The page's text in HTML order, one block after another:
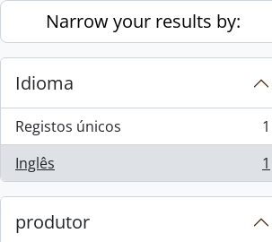
Skip to main content
Narrow your results by:
Idioma
Registos únicos
, 1 resultados
1
Inglês
, 1 resultados 1
produtor